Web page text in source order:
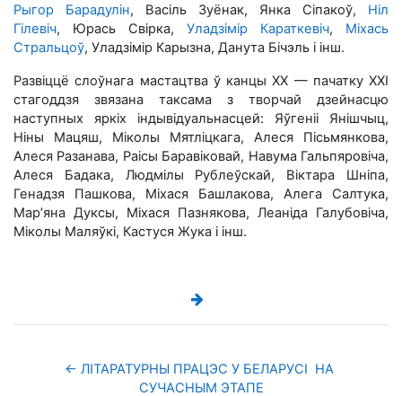
Рыгор Барадулін, Васіль Зуёнак, Янка Сіпакоў, Ніл
Гілевіч, Юрась Свірка, Уладзімір Караткевіч, Міхась
Стральцоў, Уладзімір Карызна, Данута Бічэль і інш.
Развіццё слоўнага мастацтва ў канцы ХХ — пачатку ХХІ
стагоддзя звязана таксама з творчай дзейнасцю
наступных яркіх індывідуальнасцей: Яўгеніі Янішчыц,
Ніны Мацяш, Міколы Мятліцкага, Алеся Пісьмянкова,
Алеся Разанава, Раісы Баравіковай, Навума Гальпяровіча,
Алеся Бадака, Людмілы Рублеўскай, Віктара Шніпа,
Генадзя Пашкова, Міхася Башлакова, Алега Салтука,
Мар’яна Дуксы, Міхася Пазнякова, Леаніда Галубовіча,
Міколы Маляўкі, Кастуся Жука і інш.
← ЛІТАРАТУРНЫ ПРАЦЭС У БЕЛАРУСІ  НА
СУЧАСНЫМ ЭТАПЕ